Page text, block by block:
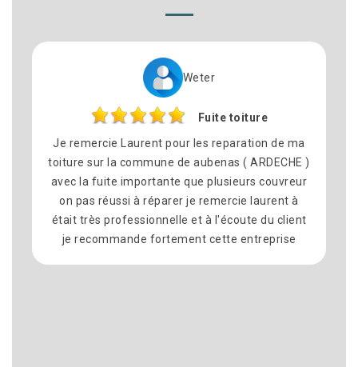
)
Remplacement de
Nous avons fait appel à Laurent couverture
pour le remplacement de la toiture sur la
commune dé Montelimar et nous sommes
satisfait du résultat. Travail soigné, bon
équipe sympathique et professionnelle. Les
délais ont été respectés et le chantier était
propre à la fin. Merci pour votre sérieux. je